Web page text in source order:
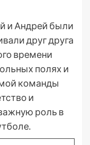
и Андрей были
друг друга
времени
полях и
команды
и
роль в